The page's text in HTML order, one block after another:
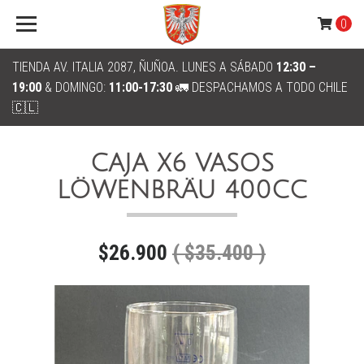
TIENDA AV. ITALIA 2087, ÑUÑOA. LUNES A SÁBADO 12:30 –
19:00 & DOMINGO: 11:00-17:30 🚛 DESPACHAMOS A TODO CHILE
🇨🇱
0
CAJA X6 VASOS
LÖWENBRÄU 400CC
$26.900 ( $35.400 )